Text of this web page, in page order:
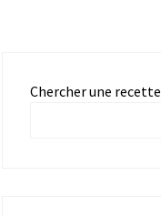
Chercher une recette